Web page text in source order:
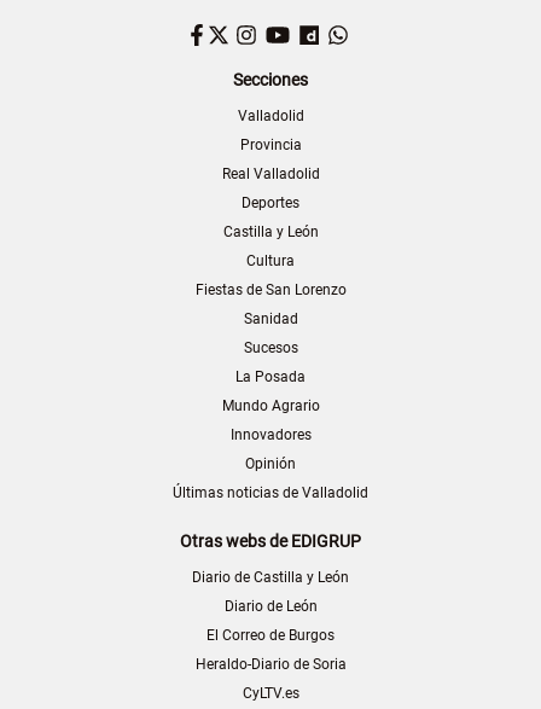
Facebook
TwitterInstagram
YouTubeDailymotion
Secciones
Valladolid
Provincia
Real Valladolid
Deportes
Castilla y León
Cultura
Fiestas de San Lorenzo
Sanidad
Sucesos
La Posada
Mundo Agrario
Innovadores
Opinión
Últimas noticias de Valladolid
Otras webs de EDIGRUP
Diario de Castilla y León
Diario de León
El Correo de Burgos
Heraldo-Diario de Soria
CyLTV.es